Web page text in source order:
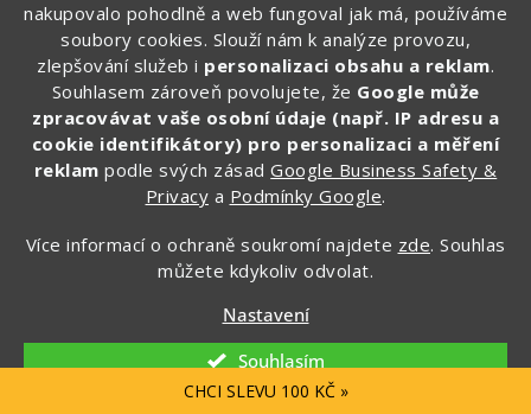
nakupovalo pohodlně a web fungoval jak má, používáme
soubory cookies. Slouží nám k analýze provozu,
zlepšování služeb i personalizaci obsahu a reklam.
Souhlasem zároveň povolujete, že Google může
zpracovávat vaše osobní údaje (např. IP adresu a
cookie identifikátory) pro personalizaci a měření
reklam podle svých zásadGoogle Business Safety &
Privacy a Podmínky Google.
Více informací o ochraně soukromí najdete zde. Souhlas
můžete kdykoliv odvolat.
Nastavení
Souhlasím
CHCI ZÍSKAT SLEVU 100 KČ »
Ochrana osobních údajů
+420 734 266 587 (PO-PÁ, 9:00 – 17:00)
CHCI SLEVU 100 KČ »